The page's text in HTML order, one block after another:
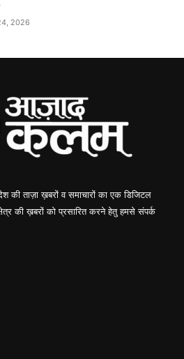
2026
ताज़ा ख़बरों व समाचारों का एक डिजिटल
की ख़बरों को प्रसारित करने हेतु हमसे संपर्क